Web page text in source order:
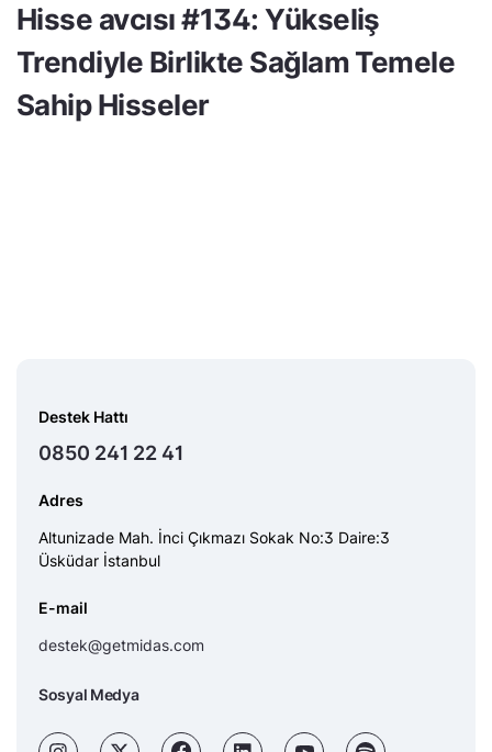
Hisse avcısı #134: Yükseliş
Trendiyle Birlikte Sağlam Temele
Sahip Hisseler
Destek Hattı
0850 241 22 41
Adres
Altunizade Mah. İnci Çıkmazı Sokak No:3 Daire:3
Üsküdar İstanbul
E-mail
destek@getmidas.com
Sosyal Medya